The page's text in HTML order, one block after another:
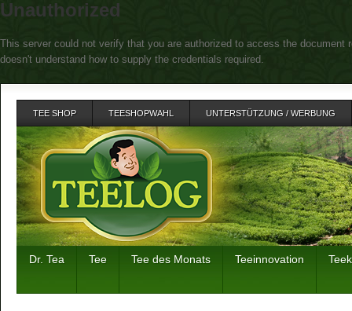
Unauthorized
This server could not verify that you are authorized to access the
doesn't understand how to supply the credentials required.
TEE SHOP TEESHOPWAHL UNTERSTÜTZUNG / WERBUNG
Dr. Tea Tee Tee des Monats Teeinnovation